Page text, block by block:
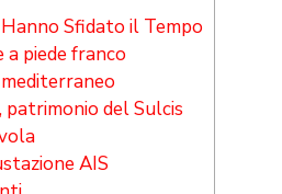
Sfidato il Tempo
a piede franco
patrimonio del Sulcis
AIS